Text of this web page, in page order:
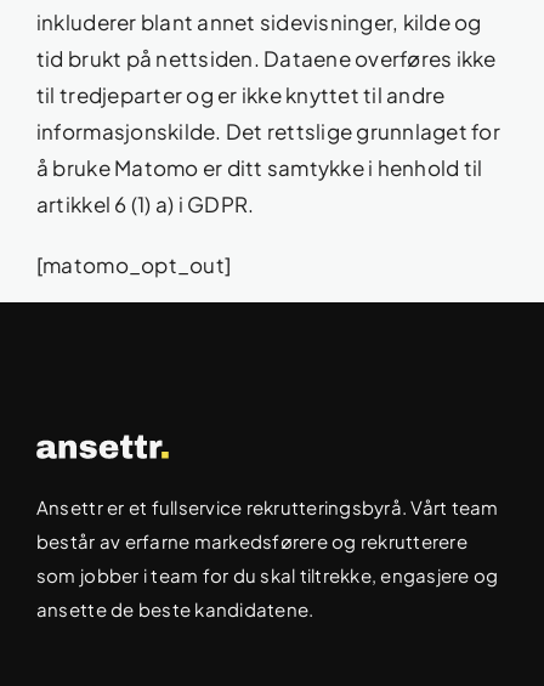
inkluderer blant annet sidevisninger, kilde og
tid brukt på nettsiden. Dataene overføres ikke
til tredjeparter og er ikke knyttet til andre
informasjonskilde. Det rettslige grunnlaget for
å bruke Matomo er ditt samtykke i henhold til
artikkel 6 (1) a) i GDPR.
[matomo_opt_out]
Ansettr er et fullservice rekrutteringsbyrå. Vårt team
består av erfarne markedsførere og rekrutterere
som jobber i team for du skal tiltrekke, engasjere og
ansette de beste kandidatene.